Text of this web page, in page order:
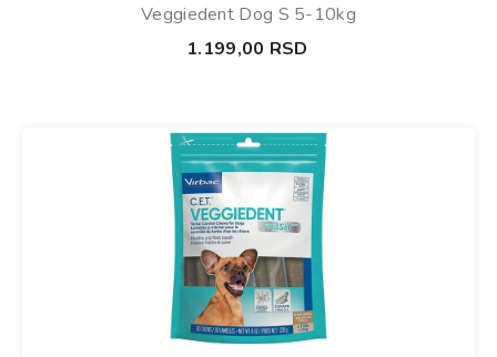
Veggiedent Dog S 5-10kg
1.199,00 RSD